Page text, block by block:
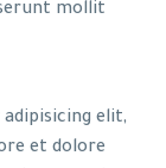
mollit
elit,
et dolore